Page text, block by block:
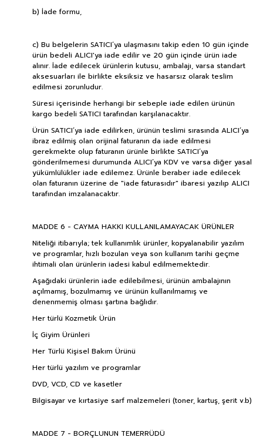
b) İade formu,
c) Bu belgelerin SATICI’ya ulaşmasını takip eden 10 gün içinde
ürün bedeli ALICI'ya iade edilir ve 20 gün içinde ürün iade
alınır. İade edilecek ürünlerin kutusu, ambalajı, varsa standart
aksesuarları ile birlikte eksiksiz ve hasarsız olarak teslim
edilmesi zorunludur.
Süresi içerisinde herhangi bir sebeple iade edilen ürünün
kargo bedeli SATICI tarafından karşılanacaktır.
Ürün SATICI’ya iade edilirken, ürünün teslimi sırasında ALICI’ya
ibraz edilmiş olan orijinal faturanın da iade edilmesi
gerekmekte olup faturanın ürünle birlikte SATICI’ya
gönderilmemesi durumunda ALICI’ya KDV ve varsa diğer yasal
yükümlülükler iade edilemez. Ürünle beraber iade edilecek
olan faturanın üzerine de "iade faturasıdır" ibaresi yazılıp ALICI
tarafından imzalanacaktır.
MADDE 6 - CAYMA HAKKI KULLANILAMAYACAK ÜRÜNLER
Niteliği itibarıyla; tek kullanımlık ürünler, kopyalanabilir yazılım
ve programlar, hızlı bozulan veya son kullanım tarihi geçme
ihtimali olan ürünlerin iadesi kabul edilmemektedir.
Aşağıdaki ürünlerin iade edilebilmesi, ürünün ambalajının
açılmamış, bozulmamış ve ürünün kullanılmamış ve
denenmemiş olması şartına bağlıdır.
Her türlü Kozmetik Ürün
İç Giyim Ürünleri
Her Türlü Kişisel Bakım Ürünü
Her türlü yazılım ve programlar
DVD, VCD, CD ve kasetler
Bilgisayar ve kırtasiye sarf malzemeleri (toner, kartuş, şerit v.b)
MADDE 7 - BORÇLUNUN TEMERRÜDÜ